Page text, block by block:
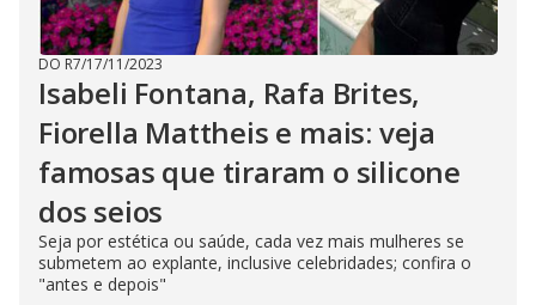
DO R7/17/11/2023
Isabeli Fontana, Rafa Brites,
Fiorella Mattheis e mais: veja
famosas que tiraram o silicone
dos seios
Seja por estética ou saúde, cada vez mais mulheres se
submetem ao explante, inclusive celebridades; confira o
"antes e depois"